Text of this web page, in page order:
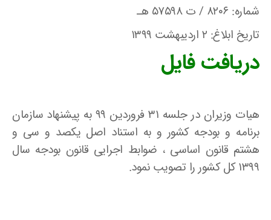
شماره: ۸۲۰۶ / ت ۵۷۵۹۸ هـ
تاریخ ابلاغ: ۲ اردیبهشت ۱۳۹۹
دریافت فایل
هیات وزیران در جلسه ۳۱ فروردین ۹۹ به پیشنهاد سازمان
برنامه و بودجه کشور و به استناد اصل یکصد و سی و
هشتم قانون اساسی ، ضوابط اجرایی قانون بودجه سال
۱۳۹۹ کل کشور را تصویب نمود.